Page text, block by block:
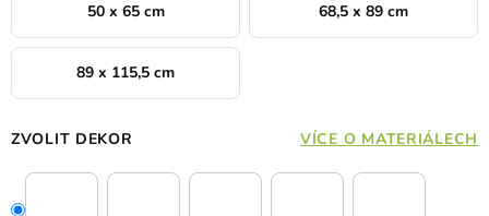
50 x 65 cm 68,5 x 89 cm
89 x 115,5 cm
ZVOLIT DEKOR VÍCE O MATERIÁLECH